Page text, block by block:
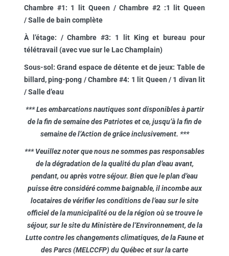
Chambre #1: 1 lit Queen / Chambre #2 :1 lit Queen
/ Salle de bain complète
À l’étage: / Chambre #3: 1 lit King et bureau pour
télétravail (avec vue sur le Lac Champlain)
Sous-sol: Grand espace de détente et de jeux: Table de
billard, ping-pong / Chambre #4: 1 lit Queen / 1 divan lit
/ Salle d’eau
*** Les embarcations nautiques sont disponibles à partir
de la fin de semaine des Patriotes et ce, jusqu’à la fin de
semaine de l’Action de grâce inclusivement. ***
*** Veuillez noter que nous ne sommes pas responsables
de la dégradation de la qualité du plan d’eau avant,
pendant, ou après votre séjour. Bien que le plan d’eau
puisse être considéré comme baignable, il incombe aux
locataires de vérifier les conditions de l’eau sur le site
officiel de la municipalité ou de la région où se trouve le
séjour, sur le site du Ministère de l’Environnement, de la
Lutte contre les changements climatiques, de la Faune et
des Parcs (MELCCFP) du Québec et sur la carte